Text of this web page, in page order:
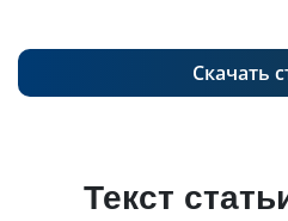
Скачать
Текст